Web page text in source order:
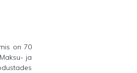
on 70
ja